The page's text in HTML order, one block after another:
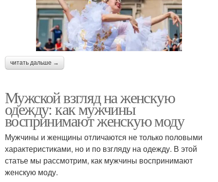
читать дальше →
Мужской взгляд на женскую
одежду: как мужчины
воспринимают женскую моду
Мужчины и женщины отличаются не только половыми
характеристиками, но и по взгляду на одежду. В этой
статье мы рассмотрим, как мужчины воспринимают
женскую моду.